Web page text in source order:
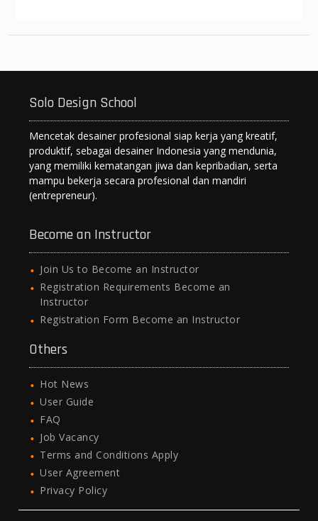
Solo Design School
Mencetak desainer profesional siap kerja yang kreatif,
produktif, sebagai desainer Indonesia yang mendunia,
yang memiliki kematangan jiwa dan kepribadian, serta
mampu bekerja secara profesional dan mandiri
(entrepreneur).
Become an Instructor
Join Us to Become an Instructor
Registration Requirements Become an
Instructor
Registration Form Become an Instructor
Others
Hot News
User Guide
FAQ
Job Vacancy
Terms and Conditions Apply
User Agreement
Privacy Policy